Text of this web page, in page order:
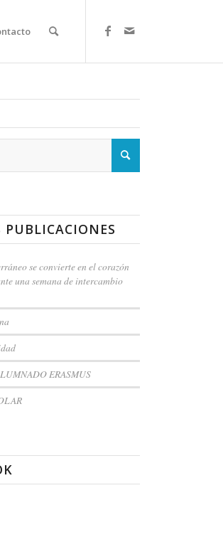
se convierte en el corazón
una semana de intercambio
ERASMUS